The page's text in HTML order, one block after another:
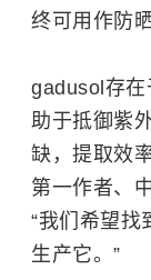
终可用作防
gadusol存在
助于抵御紫
缺，提取效
第一作者、
“我们希望找
生产它。”